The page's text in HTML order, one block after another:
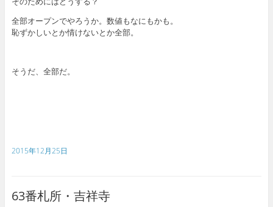
全部オープンでやろうか。数値もなにもかも。
恥ずかしいとか情けないとか全部。
そうだ、全部だ。
2015年12月25日
63番札所・吉祥寺